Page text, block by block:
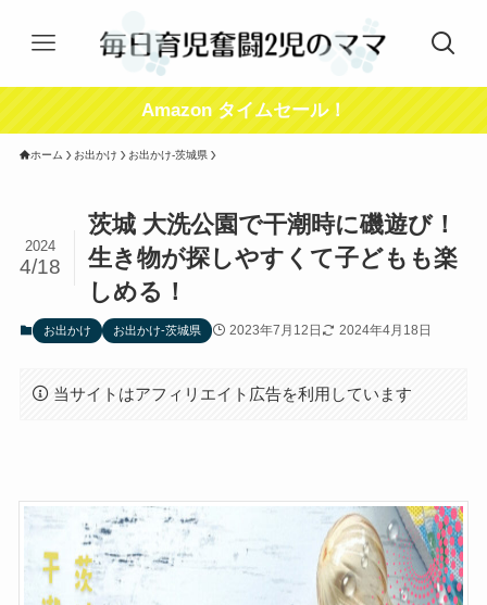
Amazon タイムセール！
ホーム お出かけ お出かけ-茨城県
茨城 大洗公園で干潮時に磯遊び！
生き物が探しやすくて子どもも楽
しめる！
2024
4/18
お出かけ お出かけ-茨城県 2023年7月12日 2024年4月18日
当サイトはアフィリエイト広告を利用しています